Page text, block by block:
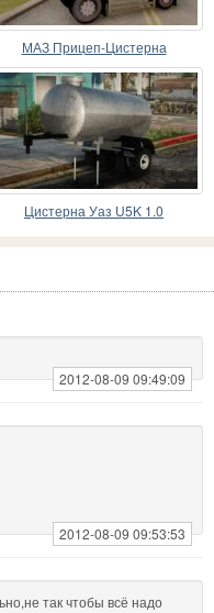
МАЗ Прицеп-Цистерна
Цистерна Уаз U5K 1.0
2012-08-09 09:49:09
2012-08-09 09:53:53
так чтобы всё надо